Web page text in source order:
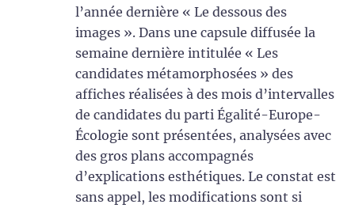
l’année dernière « Le dessous des
images ». Dans une capsule diffusée la
semaine dernière intitulée « Les
candidates métamorphosées » des
affiches réalisées à des mois d’intervalles
de candidates du parti Égalité-Europe-
Écologie sont présentées, analysées avec
des gros plans accompagnés
d’explications esthétiques. Le constat est
sans appel, les modifications sont si